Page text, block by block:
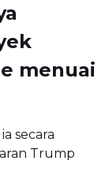
menuai
secara
Trump